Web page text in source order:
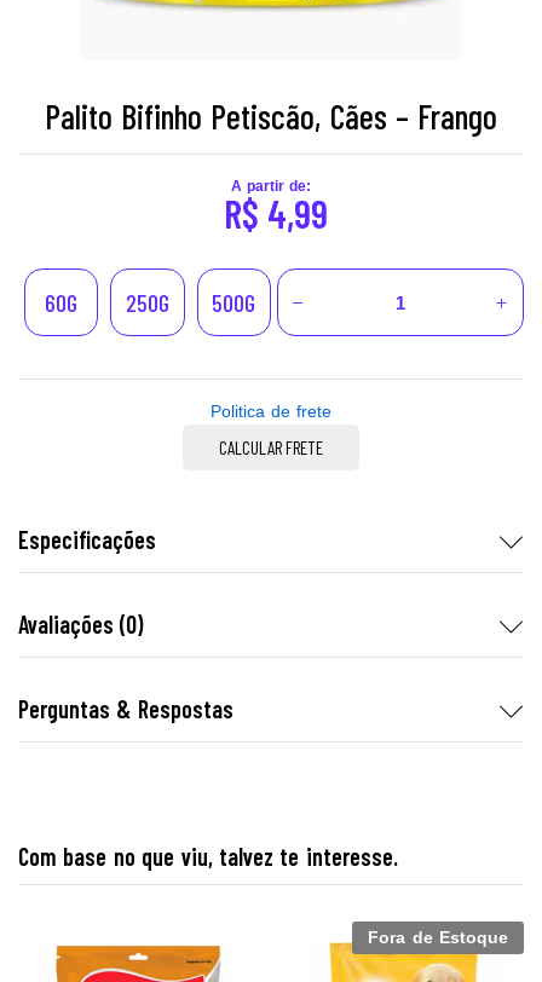
Palito Bifinho Petiscão, Cães – Frango
A partir de:
R$ 4,99
60G 250G 500G
Politica de frete
CALCULAR FRETE
Especificações
Avaliações (0)
Perguntas & Respostas
Com base no que viu, talvez te interesse.
Fora de Estoque